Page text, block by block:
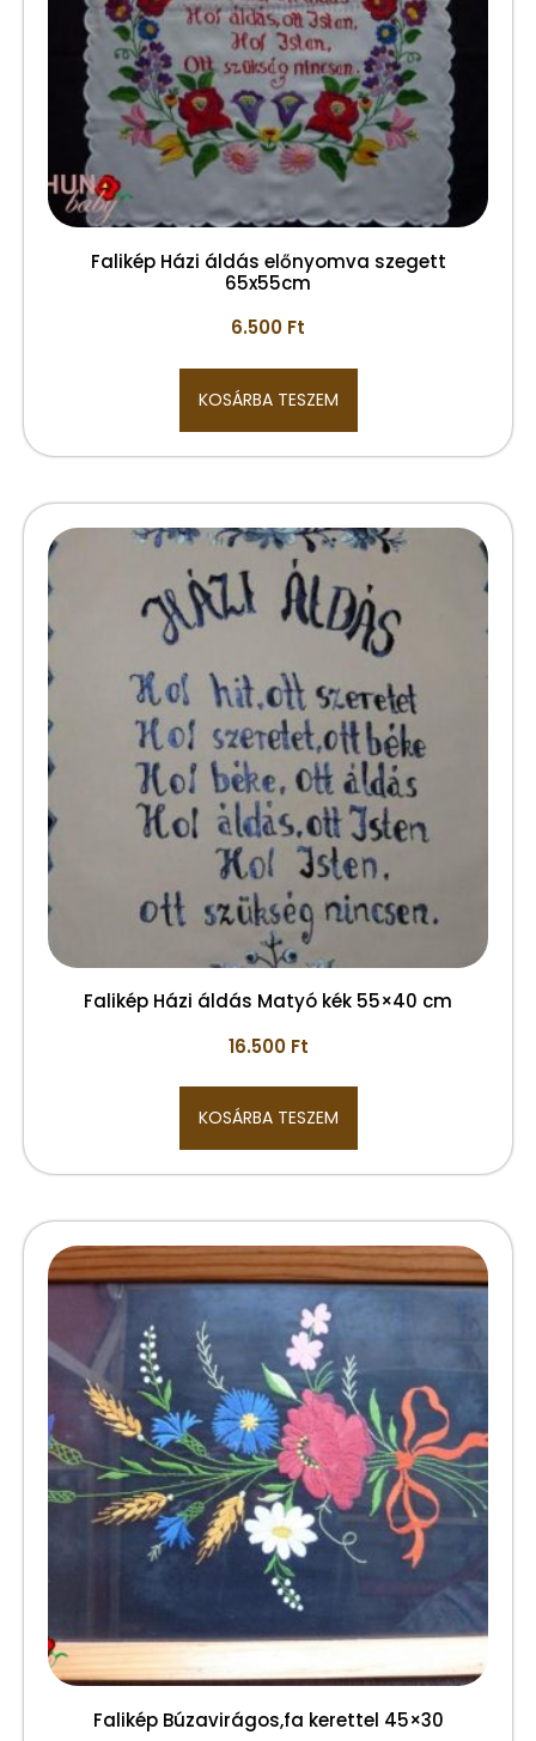
Falikép Házi áldás előnyomva szegett
65x55cm
6.500 Ft
KOSÁRBA TESZEM
Falikép Házi áldás Matyó kék 55×40 cm
16.500 Ft
KOSÁRBA TESZEM
Falikép Búzavirágos,fa kerettel 45×30